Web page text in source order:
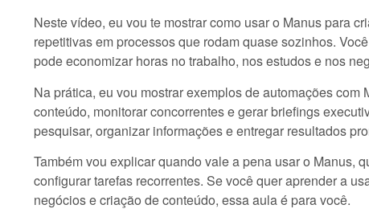
Neste vídeo, eu vou te mostrar como usar o Manus para
repetitivas em processos que rodam quase sozinhos.
pode economizar horas no trabalho, nos estudos e nos
Na prática, eu vou mostrar exemplos de automações
conteúdo, monitorar concorrentes e gerar briefings
pesquisar, organizar informações e entregar resultados
Também vou explicar quando vale a pena usar o Manus,
configurar tarefas recorrentes. Se você quer aprender a
negócios e criação de conteúdo, essa aula é para você.